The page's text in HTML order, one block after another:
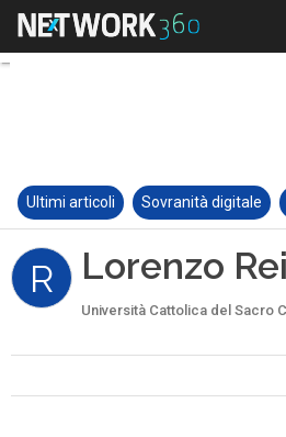
Ultimi articoli Sovranità digitale
R Lorenzo
Università Cattolica del Sacro